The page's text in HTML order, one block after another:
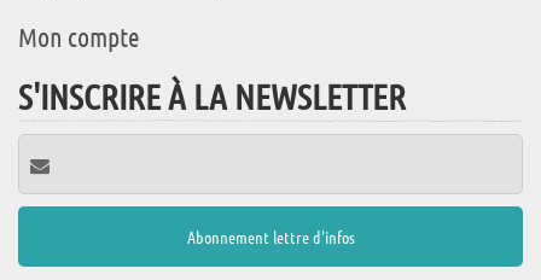
Mon compte
S'INSCRIRE À LA NEWSLETTER